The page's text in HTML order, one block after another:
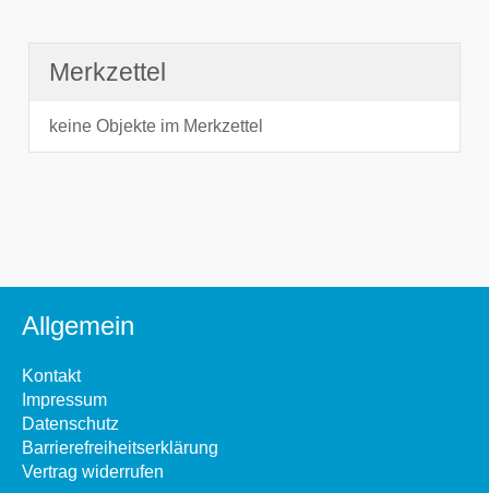
Merkzettel
keine Objekte im Merkzettel
Allgemein
Kontakt
Impressum
Datenschutz
Barrierefreiheitserklärung
Vertrag widerrufen